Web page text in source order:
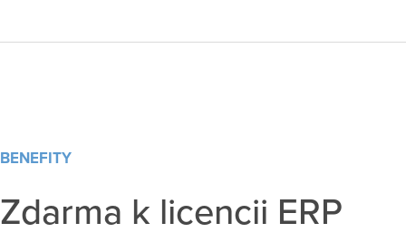
BENEFITY
Zdarma k licencii ERP